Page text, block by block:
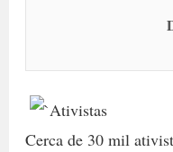
Cerca de 30 mil